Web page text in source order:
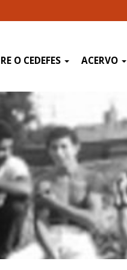
O CEDEFES ACERVO